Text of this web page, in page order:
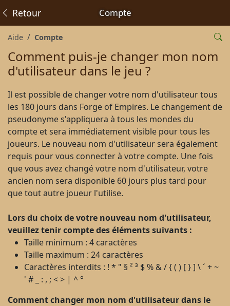
Compte
Retour
Aide Compte
Comment puis-je changer mon nom
d'utilisateur dans le jeu ?
Il est possible de changer votre nom d'utilisateur tous
les 180 jours dans Forge of Empires. Le changement de
pseudonyme s'appliquera à tous les mondes du
compte et sera immédiatement visible pour tous les
joueurs. Le nouveau nom d'utilisateur sera également
requis pour vous connecter à votre compte. Une fois
que vous avez changé votre nom d'utilisateur, votre
ancien nom sera disponible 60 jours plus tard pour
que tout autre joueur l'utilise.
Lors du choix de votre nouveau nom d'utilisateur,
veuillez tenir compte des éléments suivants :
Taille minimum : 4 caractères
Taille maximum : 24 caractères
Caractères interdits : ! * " § ² ³ $ % & / { ( ) [ } ] \ ´ + ~
' # _ : , ; < > | ^ °
Comment changer mon nom d'utilisateur dans le